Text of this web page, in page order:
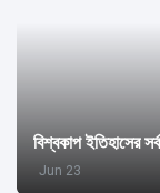
বিশ্বকাপ ইতিহাসের
Jun 23